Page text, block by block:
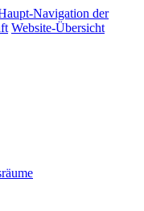
Navigation der
Website-Übersicht